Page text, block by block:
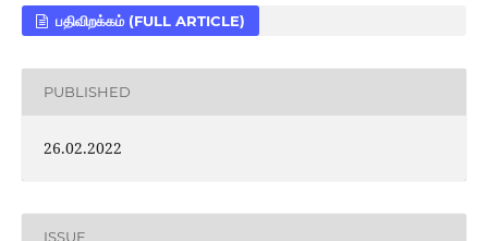
பதிவிறக்கம் (FULL ARTICLE)
PUBLISHED
26.02.2022
ISSUE